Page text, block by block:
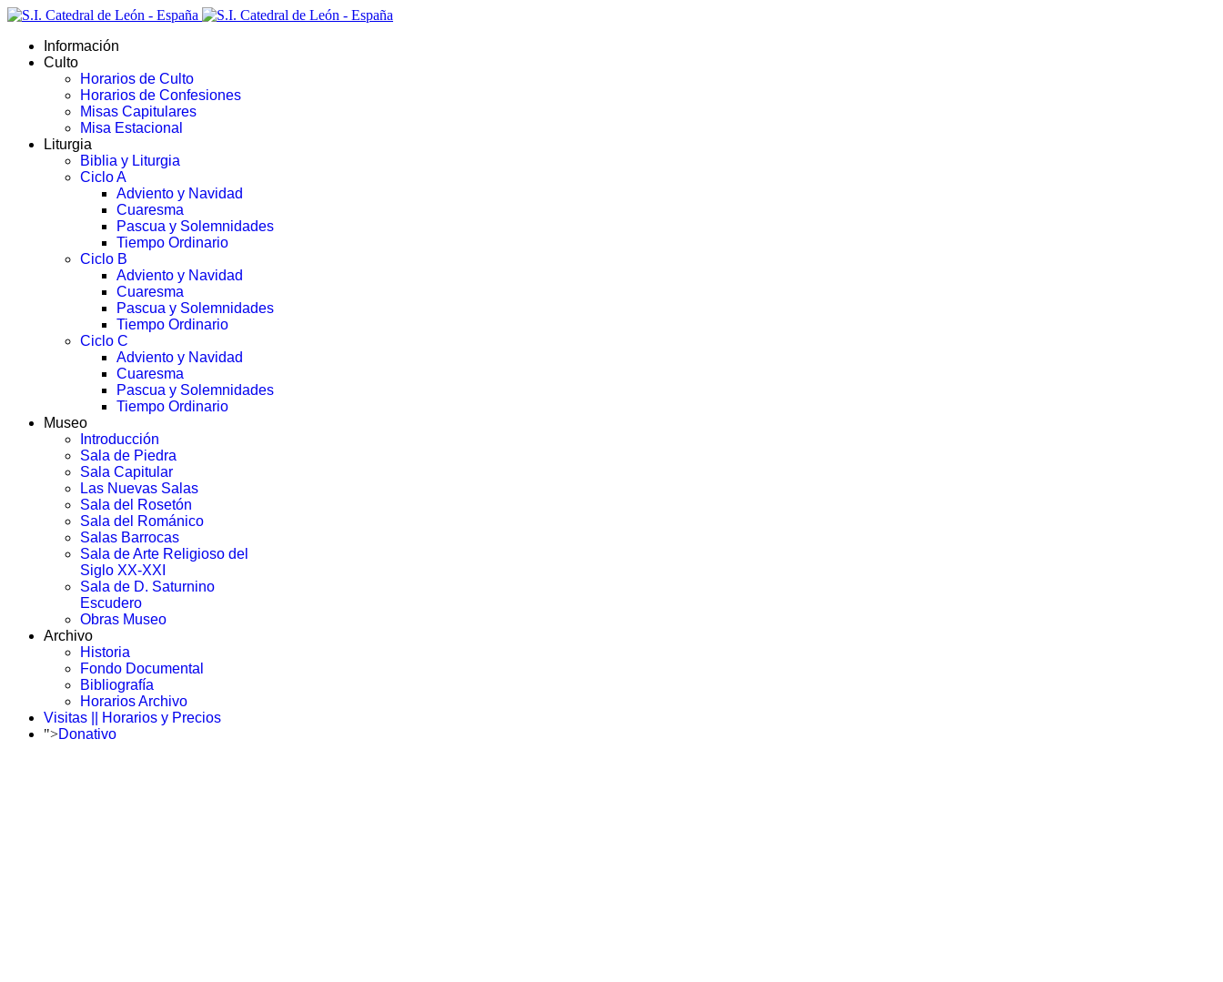
Información
Culto
Horarios de Culto
Horarios de Confesiones
Misas Capitulares
Misa Estacional
Liturgia
Biblia y Liturgia
Ciclo A
Adviento y Navidad
Cuaresma
Pascua y Solemnidades
Tiempo Ordinario
Ciclo B
Adviento y Navidad
Cuaresma
Pascua y Solemnidades
Tiempo Ordinario
Ciclo C
Adviento y Navidad
Cuaresma
Pascua y Solemnidades
Tiempo Ordinario
Museo
Introducción
Sala de Piedra
Sala Capitular
Las Nuevas Salas
Sala del Rosetón
Sala del Románico
Salas Barrocas
Sala de Arte Religioso del
Siglo XX-XXI
Sala de D. Saturnino
Escudero
Obras Museo
Archivo
Historia
Fondo Documental
Bibliografía
Horarios Archivo
Visitas || Horarios y Precios
">Donativo